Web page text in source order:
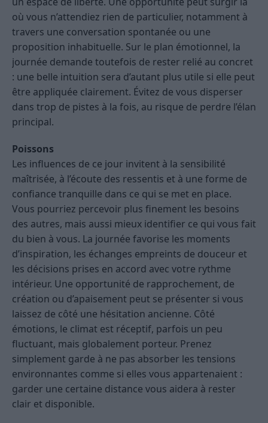
où vous n’attendiez rien de particulier, notamment à
travers une conversation spontanée ou une
proposition inhabituelle. Sur le plan émotionnel, la
journée demande toutefois de rester relié au concret
: une belle intuition sera d’autant plus utile si elle peut
être appliquée clairement. Évitez de vous disperser
dans trop de pistes à la fois, au risque de perdre l’élan
principal.
Poissons
Les influences de ce jour invitent à la sensibilité
maîtrisée, à l’écoute des ressentis et à une forme de
confiance tranquille dans ce qui se met en place.
Vous pourriez percevoir plus finement les besoins
des autres, mais aussi mieux identifier ce qui vous fait
du bien à vous. La journée favorise les moments
d’inspiration, les échanges empreints de douceur et
les décisions prises en accord avec votre rythme
intérieur. Une opportunité de rapprochement, de
création ou d’apaisement peut se présenter si vous
laissez de côté une hésitation ancienne. Côté
émotions, le climat est réceptif, parfois un peu
fluctuant, mais globalement porteur. Prenez
simplement garde à ne pas absorber les tensions
environnantes comme si elles vous appartenaient :
garder une certaine distance vous aidera à rester
clair et disponible.